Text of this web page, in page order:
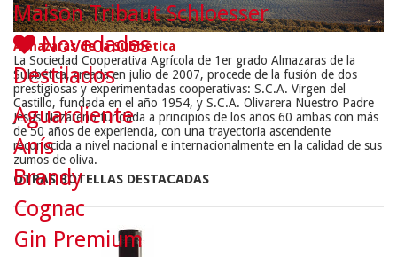
Almazaras de la Subbética
La Sociedad Cooperativa Agrícola de 1er grado Almazaras de la
Subbética, creada en julio de 2007, procede de la fusión de dos
prestigiosas y experimentadas cooperativas: S.C.A. Virgen del
Castillo, fundada en el año 1954, y S.C.A. Olivarera Nuestro Padre
Jesús Nazareno fundada a principios de los años 60 ambas con más
de 50 años de experiencia, con una trayectoria ascendente
reconocida a nivel nacional e internacionalmente en la calidad de sus
zumos de oliva.
OTRAS BOTELLAS DESTACADAS
Maison Tribaut Schloesser
Novedades
Destilados
Aguardiente
Anís
Brandy
Cognac
Gin Premium